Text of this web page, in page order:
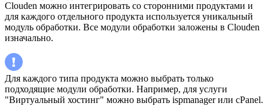
Clouden можно интегрировать со сторонними продуктами и
для каждого отдельного продукта используется уникальный
модуль обработки. Все модули обработки заложены в Clouden
изначально.
Для каждого типа продукта можно выбрать только
подходящие модули обработки. Например, для услуги
"Виртуальный хостинг" можно выбрать ispmanager или cPanel.